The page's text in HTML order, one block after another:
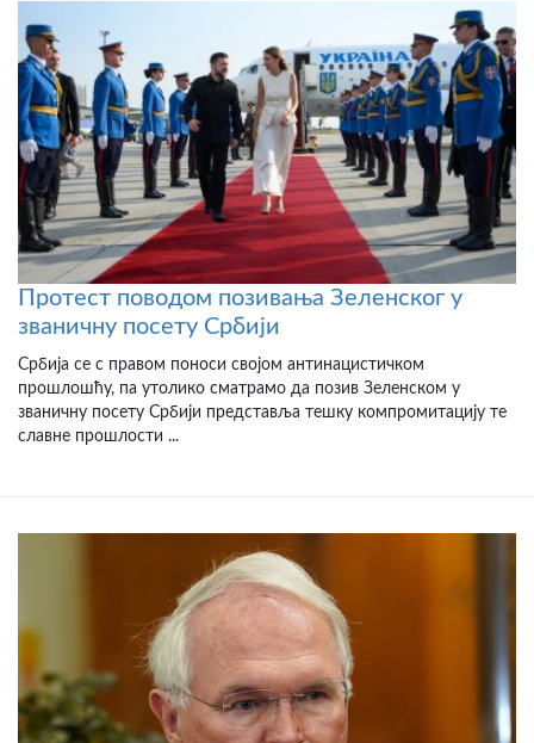
Протест поводом позивања Зеленског у
званичну посету Србији
Србија се с правом поноси својом антинацистичком
прошлошћу, па утолико сматрамо да позив Зеленском у
званичну посету Србији представља тешку компромитацију те
славне прошлости ...